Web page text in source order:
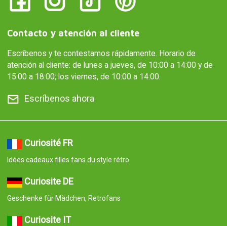
Contacto y atención al cliente
Escríbenos y te contestamos rápidamente. Horario de
atención al cliente: de lunes a jueves, de 10:00 a 14:00 y de
15:00 a 18:00; los viernes, de 10:00 a 14:00.
Escríbenos ahora
Curiosité FR
Idées cadeaux filles fans du style rétro
Curiosite DE
Geschenke für Mädchen, Retrofans
Curiosite IT